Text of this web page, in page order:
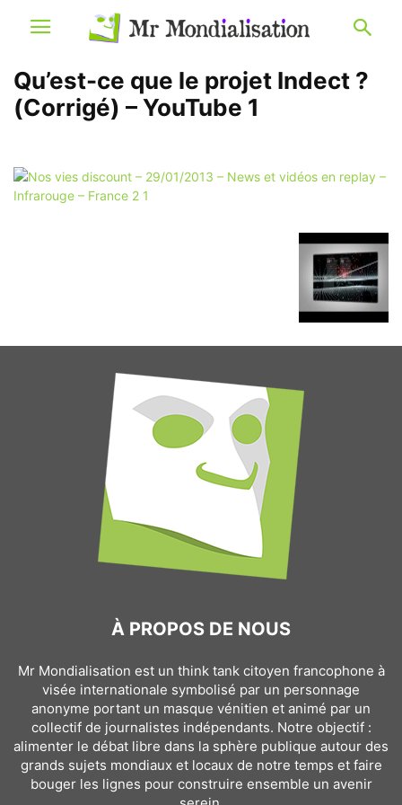
Qu’est-ce que le projet Indect ?
(Corrigé) – YouTube 1
À PROPOS DE NOUS
Mr Mondialisation est un think tank citoyen francophone à
visée internationale symbolisé par un personnage
anonyme portant un masque vénitien et animé par un
collectif de journalistes indépendants. Notre objectif :
alimenter le débat libre dans la sphère publique autour des
grands sujets mondiaux et locaux de notre temps et faire
bouger les lignes pour construire ensemble un avenir